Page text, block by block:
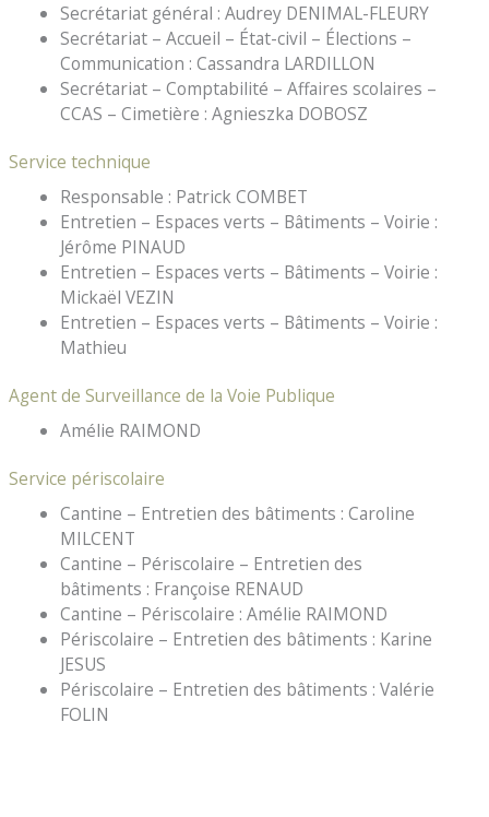
Secrétariat général : Audrey DENIMAL-FLEURY
Secrétariat – Accueil – État-civil – Élections –
Communication : Cassandra LARDILLON
Secrétariat – Comptabilité – Affaires scolaires –
CCAS – Cimetière : Agnieszka DOBOSZ
Service technique
Responsable : Patrick COMBET
Entretien – Espaces verts – Bâtiments – Voirie :
Jérôme PINAUD
Entretien – Espaces verts – Bâtiments – Voirie :
Mickaël VEZIN
Entretien – Espaces verts – Bâtiments – Voirie :
Mathieu
Agent de Surveillance de la Voie Publique
Amélie RAIMOND
Service périscolaire
Cantine – Entretien des bâtiments : Caroline
MILCENT
Cantine – Périscolaire – Entretien des
bâtiments : Françoise RENAUD
Cantine – Périscolaire : Amélie RAIMOND
Périscolaire – Entretien des bâtiments : Karine
JESUS
Périscolaire – Entretien des bâtiments : Valérie
FOLIN